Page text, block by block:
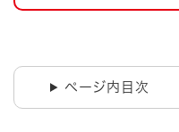
ページ内目次